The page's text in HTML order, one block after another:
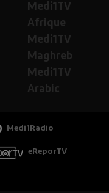
Medi1TV
Afrique
Medi1TV
Maghreb
Medi1TV
Arabic
Medi1Radio
eReporTV